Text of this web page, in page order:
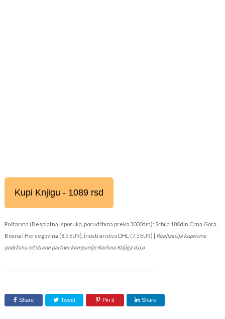
Kupi Knjigu - 1089 rsd
Poštarina (Besplatna isporuka, porudžbina preko 3000din): Srbija 180din Crna Gora,
Bosna i Hercegovina (8,5 EUR), inostranstvo DHL (7,5 EUR) | Realizacija kupovine
podržana od strane partner kompanije Korisna Knjiga d.o.o
Share Tweet Pin it Share